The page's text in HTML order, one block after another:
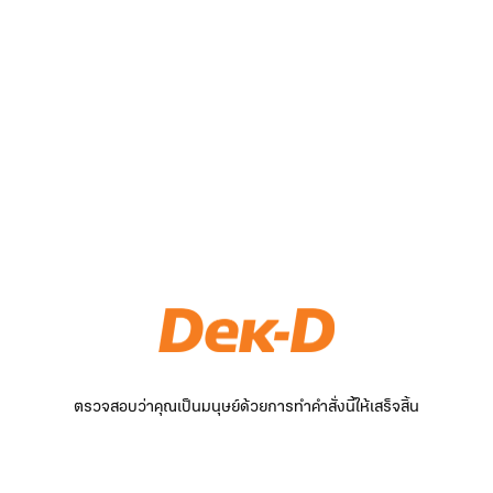
ตรวจสอบว่าคุณเป็นมนุษย์ด้วยการทำคำสั่งนี้ให้เสร็จสิ้น